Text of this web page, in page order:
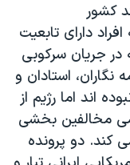
کشور
دارای تابعيت
در جريان سرکوبی
نگاران، استادان و
اند اما رژيم از
مخالفين بخشی
کند. دو پرونده